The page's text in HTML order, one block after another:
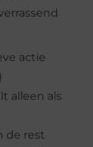
actie
alleen als
de rest